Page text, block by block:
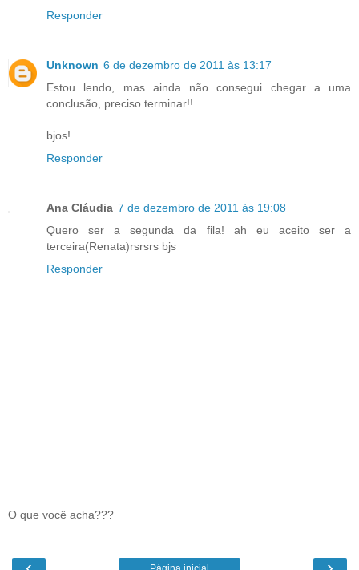
Responder
Unknown 6 de dezembro de 2011 às 13:17
Estou lendo, mas ainda não consegui chegar a uma
conclusão, preciso terminar!!
bjos!
Responder
Ana Cláudia 7 de dezembro de 2011 às 19:08
Quero ser a segunda da fila! ah eu aceito ser a
terceira(Renata)rsrsrs bjs
Responder
O que você acha???